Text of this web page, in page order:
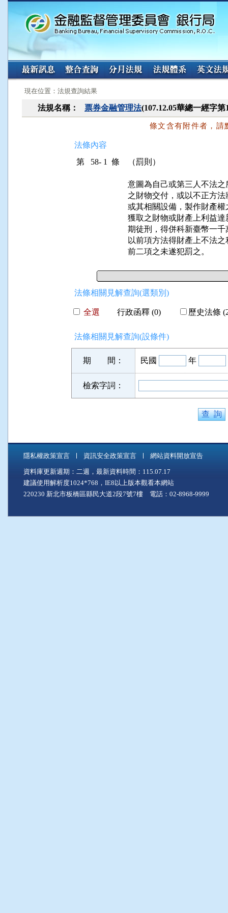
:::
現在位置：法規查詢結果
法規名稱： 票券金融管理法(107.12.05華總一經字
條文含有附件者，請
法條內容
第 58- 1 條
（罰則）
意圖為自己或第三人不法
之財物交付，或以不正方
或其相關設備，製作財產
獲取之財物或財產上利益
期徒刑，得併科新臺幣一
以前項方法得財產上不法
前二項之未遂犯罰之。
法條相關見解查詢(選類別)
全選 行政函釋 (0) 歷史法條
法條相關見解查詢(設條件)
期 間： 民國 年
檢索字詞：
隱私權政策宣言 資訊安全政策宣言 網站資料開放宣告
資料庫更新週期：二週，最新資料時間：115.07.17
建議使用解析度1024*768，IE8以上版本觀看本網站
220230 新北市板橋區縣民大道2段7號7樓 電話：02-8968-9999